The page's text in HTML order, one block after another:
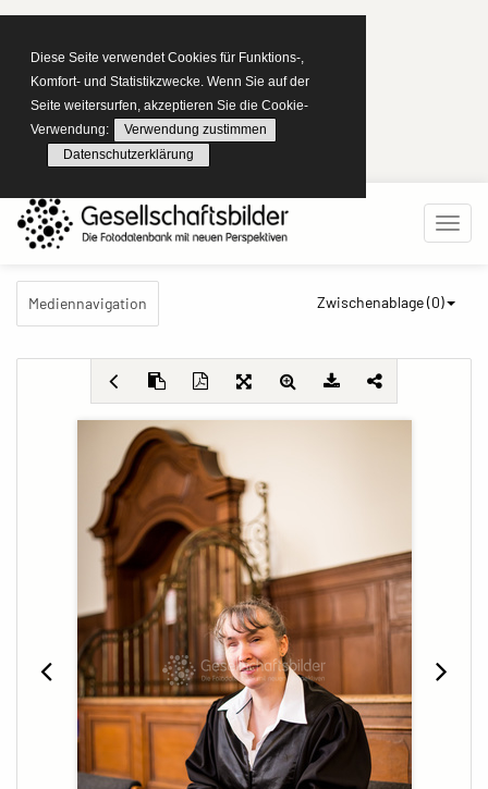
Diese Seite verwendet Cookies für Funktions-,
Komfort- und Statistikzwecke. Wenn Sie auf der
Seite weitersurfen, akzeptieren Sie die Cookie-
Verwendung:
Verwendung zustimmen
Datenschutzerklärung
Mediennavigation Zwischenablage (0)